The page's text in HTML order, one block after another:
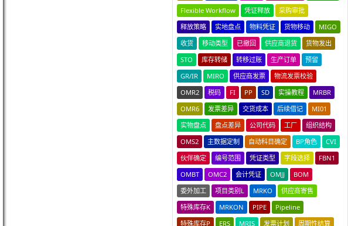
Flexible Workflow
凭证释放
采购审批
释放策略
实地盘点 物料凭证 货物移动
MIGO
收货
移动类型 已撤回 供应商退货
货物发出
STO
库存转储 转移过账 生产订单
预留
GR/IR
MIRO 供应商发票
物流发票校验
OMR2
税码 FI PP SD 实操教程
MRBR
OMR6
发票差异 交货成本 后续借记
MI01
实物盘点
盘点差异 公司代码 工厂
组织结构
OMS2
主数据定制 自动科目确定 BP角色
CVI
伙伴确定
编号范围 凭证类型 字段选择
FBN1
OMBT
OMC2 会计凭证 OMJJ
BOM
委外加工
项目类别L MRKO
供应商寄售
特殊库存K
MRKON PIPE
Pipeline
特殊库存P
ERS MRIS 发票计划
周期性结算